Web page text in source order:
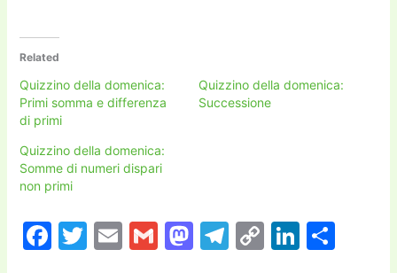
Related
Quizzino della domenica:
Primi somma e differenza
di primi
Quizzino della domenica:
Successione
Quizzino della domenica:
Somme di numeri dispari
non primi
F
T
E
G
M T
C
Li